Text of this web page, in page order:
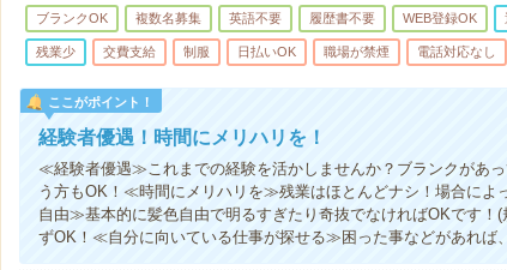
ブランクOK 複数名募集 英語不要 履歴書不要 WEB登録OK
残業少 交費支給 制服 日払いOK 職場が禁煙 電話対応なし
ここがポイント！
経験者優遇！時間にメリハリを！
≪経験者優遇≫これまでの経験を活かしませんか？ブランクがあ
う方もOK！≪時間にメリハリを≫残業はほとんどナシ！場合によ
自由≫基本的に髪色自由で明るすぎたり奇抜でなければOKです！
ずOK！≪自分に向いている仕事が探せる≫困った事などがあれば